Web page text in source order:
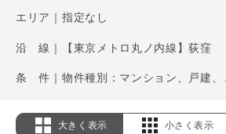
エリア｜指定なし
沿 線｜【東京メトロ丸ノ内線】荻窪
大きく表示 小さく表示